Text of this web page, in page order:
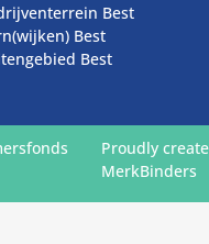
Best
Best
Best
Proudly
MerkBinders